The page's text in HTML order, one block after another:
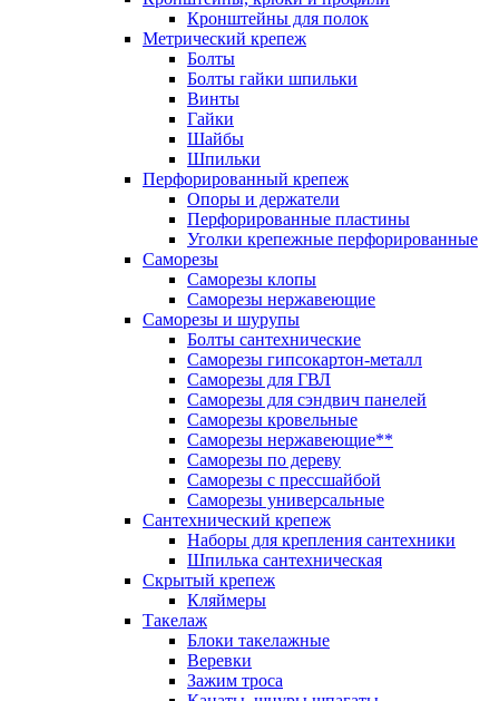
Кронштейны для полок
Метрический крепеж
Болты
Болты гайки шпильки
Винты
Гайки
Шайбы
Шпильки
Перфорированный крепеж
Опоры и держатели
Перфорированные пластины
Уголки крепежные перфорированные
Саморезы
Саморезы клопы
Саморезы нержавеющие
Саморезы и шурупы
Болты сантехнические
Саморезы гипсокартон-металл
Саморезы для ГВЛ
Саморезы для сэндвич панелей
Саморезы кровельные
Саморезы нержавеющие**
Саморезы по дереву
Саморезы с прессшайбой
Саморезы универсальные
Сантехнический крепеж
Наборы для крепления сантехники
Шпилька сантехническая
Скрытый крепеж
Кляймеры
Такелаж
Блоки такелажные
Веревки
Зажим троса